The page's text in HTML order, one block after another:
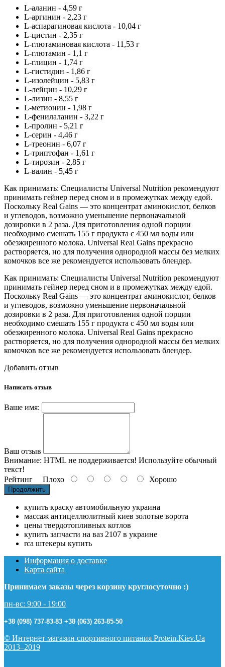
L-аланин - 4,59 г
L-аргинин - 2,23 г
L-аспарагиновая кислота - 10,04 г
L-цистин - 2,35 г
L-глютаминовая кислота - 11,53 г
L-глютамин - 1,1 г
L-глицин - 1,74 г
L-гистидин - 1,86 г
L-изолейцин - 5,83 г
L-лейцин - 10,29 г
L-лизин - 8,55 г
L-метионин - 1,98 г
L-фенилаланин - 3,22 г
L-пролин - 5,21 г
L-серин - 4,46 г
L-треонин - 6,07 г
L-триптофан - 1,61 г
L-тирозин - 2,85 г
L-валин - 5,45 г
Как принимать: Специалисты Universal Nutrition рекомендуют
принимать гейнер перед сном и в промежутках между едой.
Поскольку Real Gains — это концентрат аминокислот, белков
и углеводов, возможно уменьшение первоначальной
дозировки в 2 раза. Для приготовления одной порции
необходимо смешать 155 г продукта с 450 мл воды или
обезжиренного молока. Universal Real Gains прекрасно
растворяется, но для получения однородной массы без мелких
комочков все же рекомендуется использовать блендер.
Как принимать: Специалисты Universal Nutrition рекомендуют
принимать гейнер перед сном и в промежутках между едой.
Поскольку Real Gains — это концентрат аминокислот, белков
и углеводов, возможно уменьшение первоначальной
дозировки в 2 раза. Для приготовления одной порции
необходимо смешать 155 г продукта с 450 мл воды или
обезжиренного молока. Universal Real Gains прекрасно
растворяется, но для получения однородной массы без мелких
комочков все же рекомендуется использовать блендер.
Добавить отзыв
Написать отзыв
Ваше имя:
Ваш отзыв
Внимание: HTML не поддерживается! Используйте обычный
текст!
Рейтинг Плохо Хорошо
Продолжить
купить краску автомобильную украина
массаж антицеллюлитный киев золотые ворота
цены твердотопливных котлов
купить запчасти на ваз 2107 в украине
rca штекеры купить
Информация о доставке
Карта сайта
Принимаем заказы через корзину круглосуточно :)
пн-вс: 9:00 - 19:00
+38 (098) 737-83-83 +38 (063) 263-85-50
© Интернет магазин спортивного питания Protein.Kiev.Ua
2013–2019